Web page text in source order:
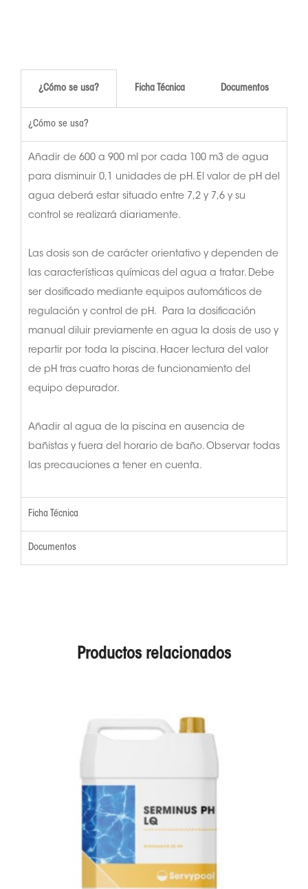
¿Cómo se usa? Ficha Técnica Documentos
¿Cómo se usa?
Añadir de 600 a 900 ml por cada 100 m3 de agua
para disminuir 0,1 unidades de pH. El valor de pH del
agua deberá estar situado entre 7,2 y 7,6 y su
control se realizará diariamente.
Las dosis son de carácter orientativo y dependen de
las características químicas del agua a tratar. Debe
ser dosificado mediante equipos automáticos de
regulación y control de pH. Para la dosificación
manual diluir previamente en agua la dosis de uso y
repartir por toda la piscina. Hacer lectura del valor
de pH tras cuatro horas de funcionamiento del
equipo depurador.
Añadir al agua de la piscina en ausencia de
bañistas y fuera del horario de baño. Observar todas
las precauciones a tener en cuenta.
Ficha Técnica
Documentos
Productos relacionados